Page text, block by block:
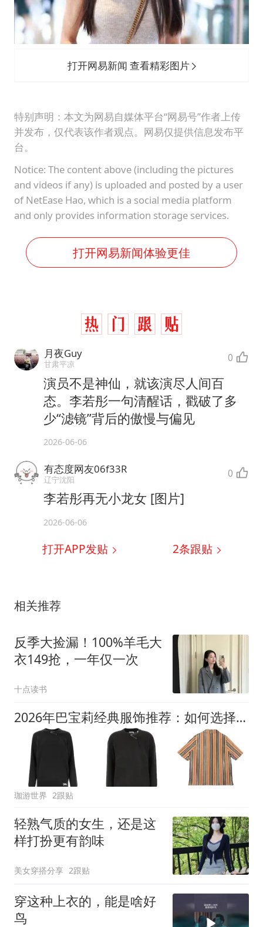
打开网易新闻 查看精彩图片
特别声明：本文为网易自媒体平台“网易号”作者上传
并发布，仅代表该作者观点。网易仅提供信息发布平
台。
Notice: The content above (including the pictures
and videos if any) is uploaded and posted by a user
of NetEase Hao, which is a social media platform
and only provides information storage services.
打开网易新闻体验更佳
月夜Guy
甘肃平凉 0
演员不是神仙，就该演尽人间百
态。李若彤一句清醒话，戳破了多
少“滤镜”背后的傲慢与偏见
2026-06-06
有态度网友06f33R
辽宁沈阳 0
李若彤再无小龙女 [图片]
2026-06-06
打开APP发贴 2条跟贴
相关推荐
反季大捡漏！100%羊毛大
衣149抢，一年仅一次
十点读书
2026年巴宝莉经典服饰推荐：如何选择适合日常与通勤的质感单品？
珈游世界 2跟贴
轻熟气质的女生，还是这
样打扮更有韵味
美女穿搭分享 2跟贴
穿这种上衣的，能是啥好
鸟